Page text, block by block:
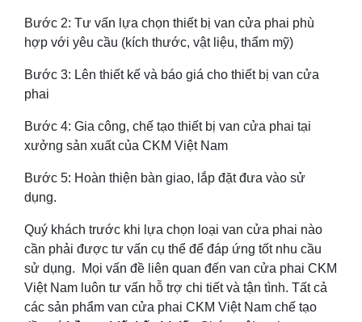
Bước 2: Tư vấn lựa chọn thiết bị van cửa phai phù
hợp với yêu cầu (kích thước, vật liệu, thẩm mỹ)
Bước 3: Lên thiết kế và báo giá cho thiết bị van cửa
phai
Bước 4: Gia công, chế tạo thiết bị van cửa phai tại
xưởng sản xuất của CKM Việt Nam
Bước 5: Hoàn thiện bàn giao, lắp đặt đưa vào sử
dụng.
Quý khách trước khi lựa chọn loại van cửa phai nào
cần phải được tư vấn cụ thể để đáp ứng tốt nhu cầu
sử dụng. Mọi vấn đề liên quan đến van cửa phai CKM
Việt Nam luôn tư vấn hỗ trợ chi tiết và tận tình. Tất cả
các sản phẩm van cửa phai CKM Việt Nam chế tạo